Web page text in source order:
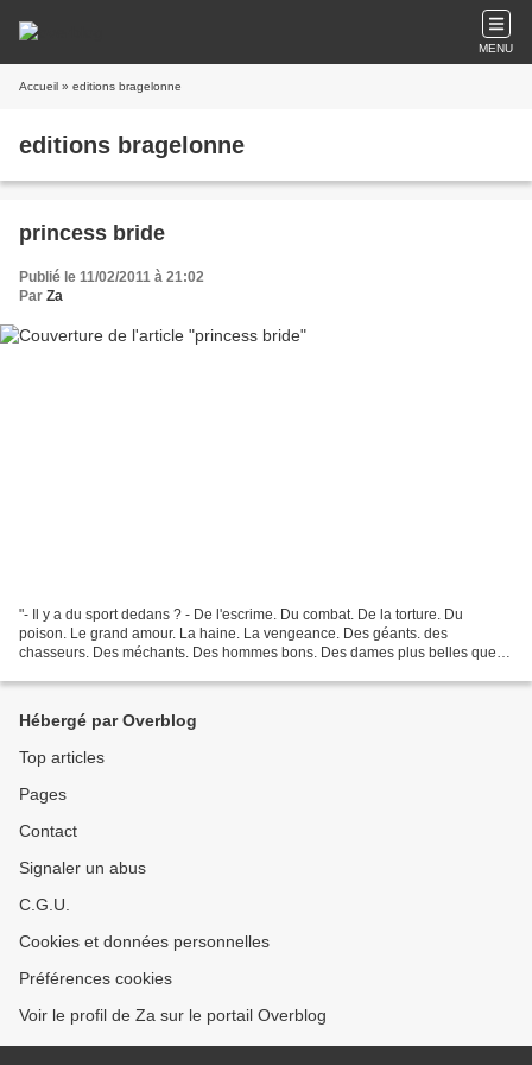
MENU
Accueil » editions bragelonne
editions bragelonne
princess bride
Publié le 11/02/2011 à 21:02
Par Za
"- Il y a du sport dedans ? - De l'escrime. Du combat. De la torture. Du
poison. Le grand amour. La haine. La vengeance. Des géants. des
chasseurs. Des méchants. Des hommes bons. Des dames plus belles que
Hébergé par Overblog
Top articles
Pages
Contact
Signaler un abus
C.G.U.
Cookies et données personnelles
Préférences cookies
Voir le profil de Za sur le portail Overblog